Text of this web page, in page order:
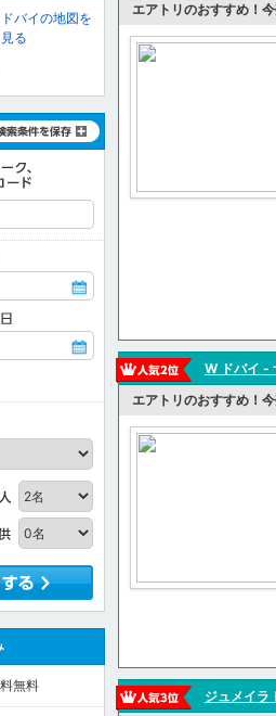
エアトリのおすすめ！
W ドバイ -
エアトリのおすすめ！
ジュメイラ
ドバイの地図を
見る
無料